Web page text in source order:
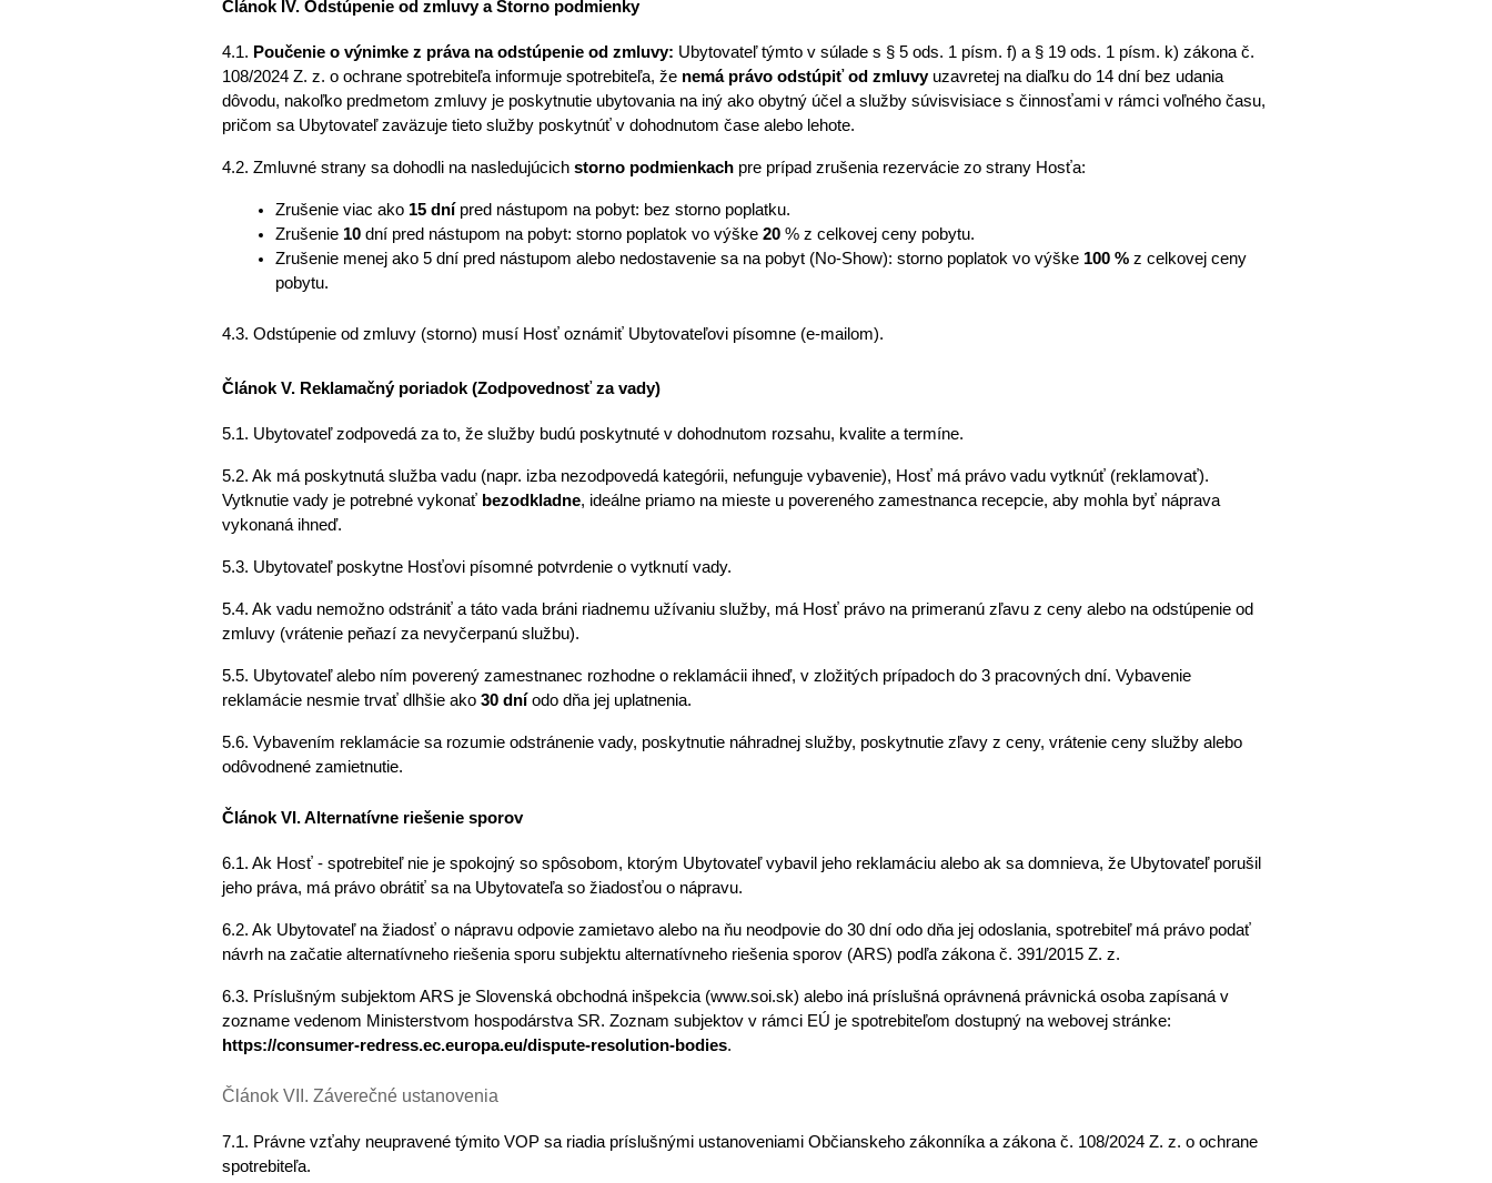
Článok IV. Odstúpenie od zmluvy a Storno podmienky
4.1. Poučenie o výnimke z práva na odstúpenie od zmluvy: Ubytovateľ týmto v súlade s § 5 ods. 1 písm. f) a § 19 ods. 1 písm. k) zákona č.
108/2024 Z. z. o ochrane spotrebiteľa informuje spotrebiteľa, že nemá právo odstúpiť od zmluvy uzavretej na diaľku do 14 dní bez udania
dôvodu, nakoľko predmetom zmluvy je poskytnutie ubytovania na iný ako obytný účel a služby súvisvisiace s činnosťami v rámci voľného času,
pričom sa Ubytovateľ zaväzuje tieto služby poskytnúť v dohodnutom čase alebo lehote.
4.2. Zmluvné strany sa dohodli na nasledujúcich storno podmienkach pre prípad zrušenia rezervácie zo strany Hosťa:
Zrušenie viac ako 15 dní pred nástupom na pobyt: bez storno poplatku.
Zrušenie 10 dní pred nástupom na pobyt: storno poplatok vo výške 20 % z celkovej ceny pobytu.
Zrušenie menej ako 5 dní pred nástupom alebo nedostavenie sa na pobyt (No-Show): storno poplatok vo výške 100 % z celkovej ceny
pobytu.
4.3. Odstúpenie od zmluvy (storno) musí Hosť oznámiť Ubytovateľovi písomne (e-mailom).
Článok V. Reklamačný poriadok (Zodpovednosť za vady)
5.1. Ubytovateľ zodpovedá za to, že služby budú poskytnuté v dohodnutom rozsahu, kvalite a termíne.
5.2. Ak má poskytnutá služba vadu (napr. izba nezodpovedá kategórii, nefunguje vybavenie), Hosť má právo vadu vytknúť (reklamovať).
Vytknutie vady je potrebné vykonať bezodkladne, ideálne priamo na mieste u povereného zamestnanca recepcie, aby mohla byť náprava
vykonaná ihneď.
5.3. Ubytovateľ poskytne Hosťovi písomné potvrdenie o vytknutí vady.
5.4. Ak vadu nemožno odstrániť a táto vada bráni riadnemu užívaniu služby, má Hosť právo na primeranú zľavu z ceny alebo na odstúpenie od
zmluvy (vrátenie peňazí za nevyčerpanú službu).
5.5. Ubytovateľ alebo ním poverený zamestnanec rozhodne o reklamácii ihneď, v zložitých prípadoch do 3 pracovných dní. Vybavenie
reklamácie nesmie trvať dlhšie ako 30 dní odo dňa jej uplatnenia.
5.6. Vybavením reklamácie sa rozumie odstránenie vady, poskytnutie náhradnej služby, poskytnutie zľavy z ceny, vrátenie ceny služby alebo
odôvodnené zamietnutie.
Článok VI. Alternatívne riešenie sporov
6.1. Ak Hosť - spotrebiteľ nie je spokojný so spôsobom, ktorým Ubytovateľ vybavil jeho reklamáciu alebo ak sa domnieva, že Ubytovateľ porušil
jeho práva, má právo obrátiť sa na Ubytovateľa so žiadosťou o nápravu.
6.2. Ak Ubytovateľ na žiadosť o nápravu odpovie zamietavo alebo na ňu neodpovie do 30 dní odo dňa jej odoslania, spotrebiteľ má právo podať
návrh na začatie alternatívneho riešenia sporu subjektu alternatívneho riešenia sporov (ARS) podľa zákona č. 391/2015 Z. z.
6.3. Príslušným subjektom ARS je Slovenská obchodná inšpekcia (www.soi.sk) alebo iná príslušná oprávnená právnická osoba zapísaná v
https://consumer-redress.ec.europa.eu/dispute-resolution-bodies.
Článok VII. Záverečné ustanovenia
7.1. Právne vzťahy neupravené týmito VOP sa riadia príslušnými ustanoveniami Občianskeho zákonníka a zákona č. 108/2024 Z. z. o ochrane
spotrebiteľa.